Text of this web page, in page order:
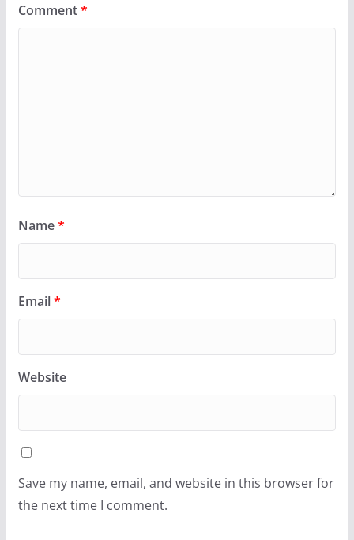
Comment*
Name*
Email*
Website
Save my name, email, and website in this browser for
the next time I comment.